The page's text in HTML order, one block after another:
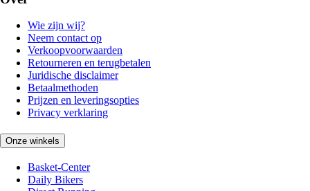
Wie zijn wij?
Neem contact op
Verkoopvoorwaarden
Retourneren en terugbetalen
Juridische disclaimer
Betaalmethoden
Prijzen en leveringsopties
Privacy verklaring
Onze winkels
Basket-Center
Daily Bikers